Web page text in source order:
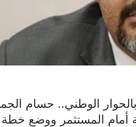
الوطني.. حسام
أمام المستثمر ووضع